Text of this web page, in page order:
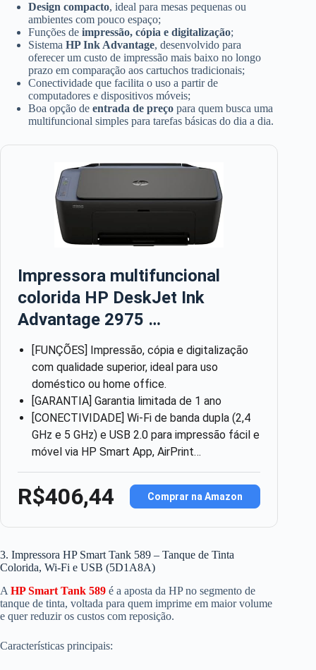
Design compacto, ideal para mesas pequenas ou
ambientes com pouco espaço;
Funções de impressão, cópia e digitalização;
Sistema HP Ink Advantage, desenvolvido para
oferecer um custo de impressão mais baixo no longo
prazo em comparação aos cartuchos tradicionais;
Conectividade que facilita o uso a partir de
computadores e dispositivos móveis;
Boa opção de entrada de preço para quem busca uma
multifuncional simples para tarefas básicas do dia a dia.
Impressora multifuncional
colorida HP DeskJet Ink
Advantage 2975 …
[FUNÇÕES] Impressão, cópia e digitalização
com qualidade superior, ideal para uso
doméstico ou home office.
[GARANTIA] Garantia limitada de 1 ano
[CONECTIVIDADE] Wi-Fi de banda dupla (2,4
GHz e 5 GHz) e USB 2.0 para impressão fácil e
móvel via HP Smart App, AirPrint…
R$406,44 Comprar na Amazon
3. Impressora HP Smart Tank 589 – Tanque de Tinta
Colorida, Wi-Fi e USB (5D1A8A)
A HP Smart Tank 589 é a aposta da HP no segmento de
tanque de tinta, voltada para quem imprime em maior volume
e quer reduzir os custos com reposição.
Características principais: